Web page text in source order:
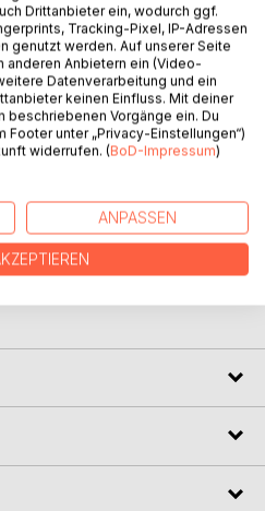
geboren. Die kleine Bana
viele neue spannende
für kleine pferdebegeisterte
Drittanbieter ein, wodurch ggf.
Tracking-Pixel, IP-Adressen
genutzt werden. Auf unserer Seite
anderen Anbietern ein (Video-
Datenverarbeitung und ein
keinen Einfluss. Mit deiner
beschriebenen Vorgänge ein. Du
Footer unter „Privacy-Einstellungen“)
widerrufen. (BoD-Impressum)
ANPASSEN